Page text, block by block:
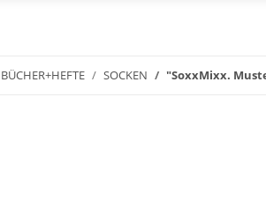
BÜCHER+HEFTE SOCKEN "SoxxMixx.